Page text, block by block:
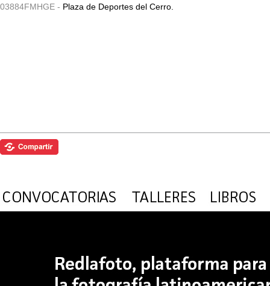
03884FMHGE - Plaza de Deportes del Cerro.